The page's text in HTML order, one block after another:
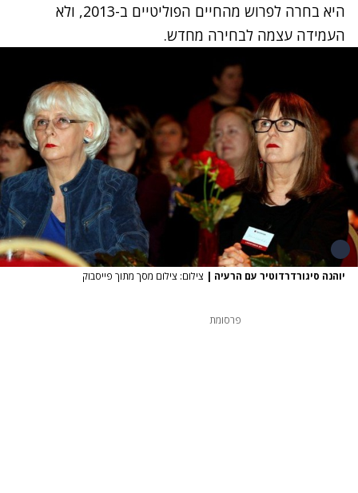
היא בחרה לפרוש מהחיים הפוליטיים ב-2013, ולא
העמידה עצמה לבחירה מחדש.
יוהנה סיגורדרדוטיר עם הרעיה | צילום: צילום מסך מתוך פייסבוק
פרסומת